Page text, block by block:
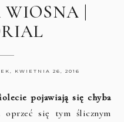
WIOSNA |
KWIETNIA 26, 2016
pojawiają się chyba
oprzeć się tym ślicznym